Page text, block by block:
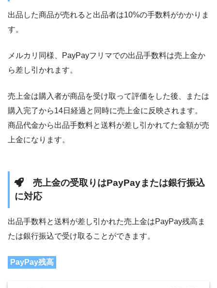
出品した商品が売れると出品者は10%の手数料がかかりま
す。
メルカリ同様、PayPayフリマでの出品手数料は売上金か
ら差し引かれます。
売上金は購入者が商品を受け取って評価をした後、または
購入完了から14日経過と同時に売上金に反映されます。
商品代金から出品手数料と送料が差し引かれてた金額が売
上金になります。
売上金の受取りはPayPayまたは銀行振込
に対応
出品手数料と送料が差し引かれた売上金はPayPay残高ま
たは銀行振込で受け取ることができます。
PayPay残高